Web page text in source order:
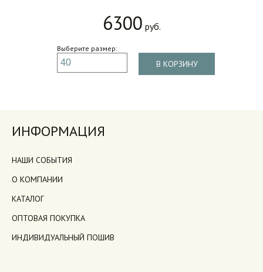
6300 руб.
Выберите размер:
В КОРЗИНУ
ИНФОРМАЦИЯ
НАШИ СОБЫТИЯ
О КОМПАНИИ
КАТАЛОГ
ОПТОВАЯ ПОКУПКА
ИНДИВИДУАЛЬНЫЙ ПОШИВ